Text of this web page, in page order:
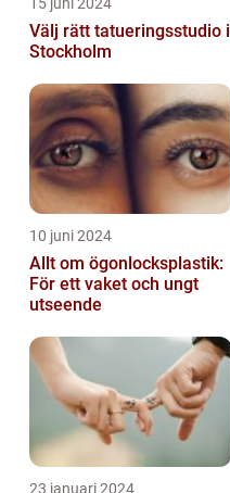
Välj rätt tatueringsstudio i
Stockholm
10 juni 2024
Allt om ögonlocksplastik:
För ett vaket och ungt
utseende
23 januari 2024